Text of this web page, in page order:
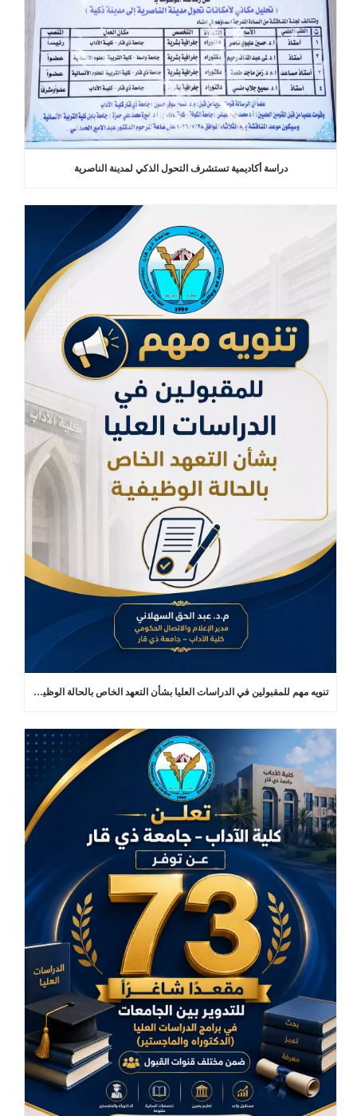
دراسة أكاديمية تستشرف التحول الذكي لمدينة الناصرية
تنويه مهم للمقبولين في الدراسات العليا بشأن التعهد الخاص بالحالة الوظيفية